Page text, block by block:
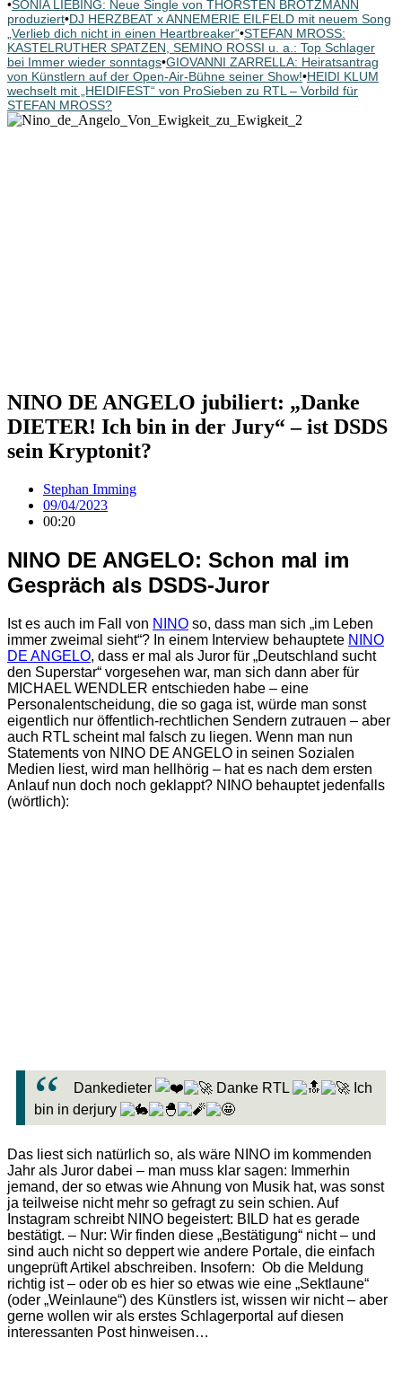
•SONIA LIEBING: Neue Single von THORSTEN BRÖTZMANN
produziert•DJ HERZBEAT x ANNEMERIE EILFELD mit neuem Song
„Verlieb dich nicht in einen Heartbreaker“•STEFAN MROSS:
KASTELRUTHER SPATZEN, SEMINO ROSSI u. a.: Top Schlager
bei Immer wieder sonntags•GIOVANNI ZARRELLA: Heiratsantrag
von Künstlern auf der Open-Air-Bühne seiner Show!•HEIDI KLUM
wechselt mit „HEIDIFEST“ von ProSieben zu RTL – Vorbild für
STEFAN MROSS?
NINO DE ANGELO jubiliert: „Danke
DIETER! Ich bin in der Jury“ – ist DSDS
sein Kryptonit?
Stephan Imming
09/04/2023
00:20
NINO DE ANGELO: Schon mal im
Gespräch als DSDS-Juror
Ist es auch im Fall von NINO so, dass man sich „im Leben
immer zweimal sieht“? In einem Interview behauptete NINO
DE ANGELO, dass er mal als Juror für „Deutschland sucht
den Superstar“ vorgesehen war, man sich dann aber für
MICHAEL WENDLER entschieden habe – eine
Personalentscheidung, die so gaga ist, würde man sonst
eigentlich nur öffentlich-rechtlichen Sendern zutrauen – aber
auch RTL scheint mal falsch zu liegen. Wenn man nun
Statements von NINO DE ANGELO in seinen Sozialen
Medien liest, wird man hellhörig – hat es nach dem ersten
Anlauf nun doch noch geklappt? NINO behauptet jedenfalls
(wörtlich):
Dankedieter Danke RTL
Ich
bin in derjury
Das liest sich natürlich so, als wäre NINO im kommenden
Jahr als Juror dabei – man muss klar sagen: Immerhin
jemand, der so etwas wie Ahnung von Musik hat, was sonst
ja teilweise nicht mehr so gefragt zu sein schien. Auf
Instagram schreibt NINO begeistert: BILD hat es gerade
bestätigt. – Nur: Wir finden diese „Bestätigung“ nicht – und
sind auch nicht so deppert wie andere Portale, die einfach
ungeprüft Artikel abschreiben. Insofern: Ob die Meldung
richtig ist – oder ob es hier so etwas wie eine „Sektlaune“
(oder „Weinlaune“) des Künstlers ist, wissen wir nicht – aber
gerne wollen wir als erstes Schlagerportal auf diesen
interessanten Post hinweisen…